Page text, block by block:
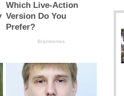
Which Live-Action
Version Do You
Prefer?
Brainberries